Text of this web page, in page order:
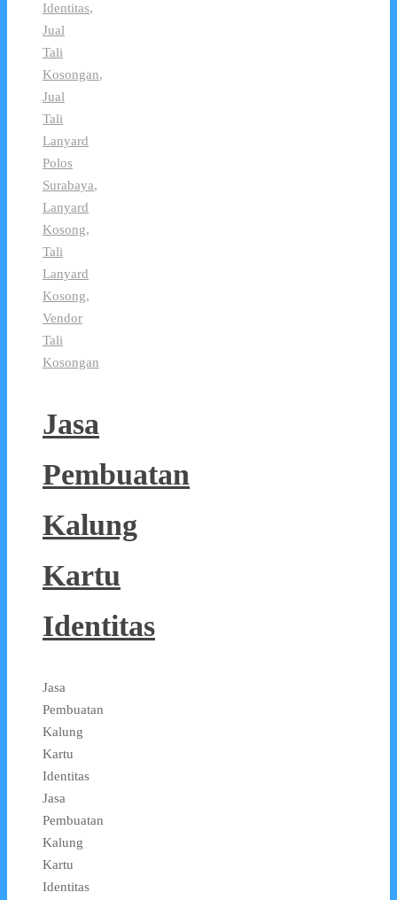
Identitas,
Jual
Tali
Kosongan,
Jual
Tali
Lanyard
Polos
Surabaya,
Lanyard
Kosong,
Tali
Lanyard
Kosong,
Vendor
Tali
Kosongan
Jasa
Pembuatan
Kalung
Kartu
Identitas
Jasa
Pembuatan
Kalung
Kartu
Identitas
Jasa
Pembuatan
Kalung
Kartu
Identitas